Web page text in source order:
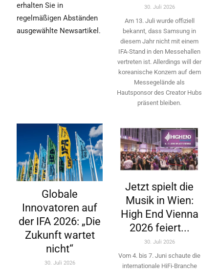
erhalten Sie in
regelmäßigen Abständen
ausgewählte Newsartikel.
30. Juli 2026
Am 13. Juli wurde offiziell
bekannt, dass Samsung in
diesem Jahr nicht mit einem
IFA-Stand in den Messehallen
vertreten ist. Allerdings will ­der
koreanische Konzern auf dem
Messegelände als
Hautsponsor des Creator Hubs
präsent bleiben.
Globale
Innovatoren auf
der IFA 2026: „Die
Zukunft wartet
nicht“
30. Juli 2026
Jetzt spielt die
Musik in Wien:
High End Vienna
2026 feiert...
30. Juli 2026
Vom 4. bis 7. Juni schaute die
internationale HiFi-Branche